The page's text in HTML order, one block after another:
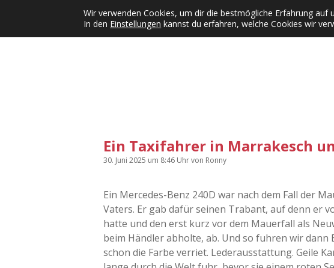
Kategorien Dropdown-Menü öffnen
KFMW-Disco Dates Instagrams Contact
Ein Taxifahrer in Marrakesch
30. Juni 2025 um 8:46 Uhrvon Ronny
Ein Mercedes-Benz 240D war nach dem Fall der
Vaters. Er gab dafür seinen Trabant, auf denn er
hatte und den erst kurz vor dem Mauerfall als
beim Händler abholte, ab. Und so fuhren wir dann
schon die Farbe verriet. Lederausstattung. Geile
Wir verwenden Cookies, um dir die bestmögliche Erfahrung auf
In den Einstellungen kannst du erfahren, welche Cookies wir